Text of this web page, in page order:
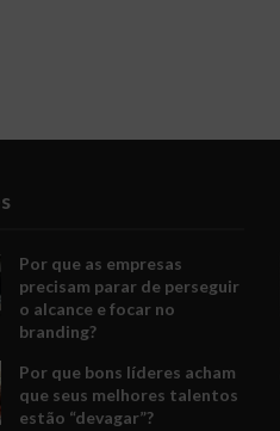
Por que as empresas
precisam parar de perseguir
o alcance e focar no
branding?
Por que bons líderes acham
que seus melhores talentos
estão “devagar”?